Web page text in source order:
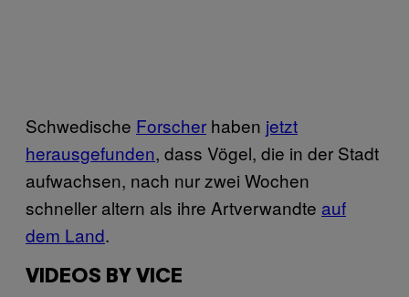
Schwedische Forscher haben jetzt
herausgefunden, dass Vögel, die in der Stadt
aufwachsen, nach nur zwei Wochen
schneller altern als ihre Artverwandte auf
dem Land.
VIDEOS BY VICE